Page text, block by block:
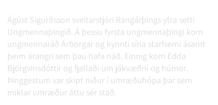
Ágúst Sigurðsson sveitarstjóri Rangárþings ytra setti
Ungmennaþingið. Á þessu fyrsta ungmennaþingi kom
ungmennaráð Árborgar og kynnti sína starfsemi ásamt
þeim árangri sem þau hafa náð. Einnig kom Edda
Björgvinsdóttir og fjallaði um jákvæðni og húmor.
Þinggestum var skipt niður í umræðuhópa þar sem
miklar umræður áttu sér stað.